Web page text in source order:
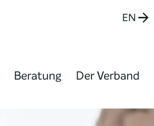
EN
Beratung Der Verband